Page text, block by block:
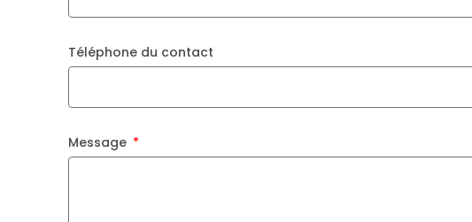
Téléphone du contact
Message